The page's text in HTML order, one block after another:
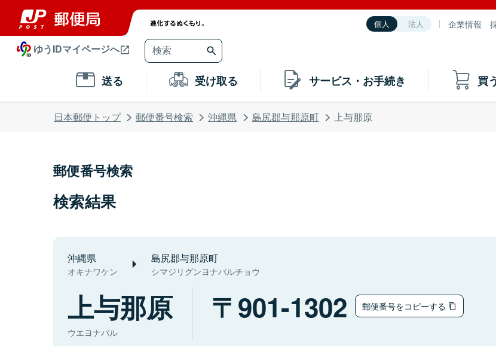
個人 法人 企業情報
ゆうIDマイページへ
送る 受け取る サービス・お手続き 買う
日本郵便トップ 郵便番号検索 沖縄県 島尻郡与那原町 上与那原
郵便番号検索
検索結果
沖縄県
オキナワケン
島尻郡与那原町
シマジリグンヨナバルチョウ
上与那原
ウエヨナバル
901-1302 郵便番号をコピーする